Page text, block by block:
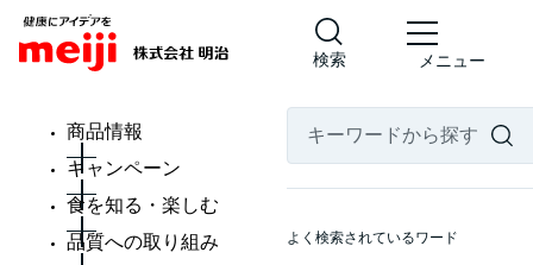
検索 メニュー
商品情報
キャンペーン
食を知る・楽しむ
品質への取り組み
よく検索されているワード